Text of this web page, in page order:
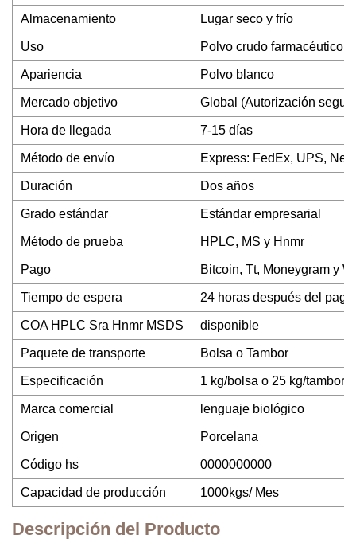
Almacenamiento Lugar seco y frío
Uso Polvo crudo farmacéutico
Apariencia Polvo blanco
Mercado objetivo Global (Autorización
Hora de llegada 7-15 días
Método de envío Express: FedEx, UPS,
Duración Dos años
Grado estándar Estándar empresarial
Método de prueba HPLC, MS y Hnmr
Pago Bitcoin, Tt, Moneygram y
Tiempo de espera 24 horas después del
COA HPLC Sra Hnmr MSDS disponible
Paquete de transporte Bolsa o Tambor
Especificación 1 kg/bolsa o 25 kg/tambor
Marca comercial lenguaje biológico
Origen Porcelana
Código hs 0000000000
Capacidad de producción 1000kgs/ Mes
Descripción del Producto